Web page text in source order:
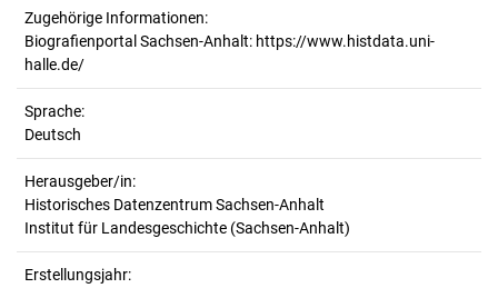
Zugehörige Informationen:
Biografienportal Sachsen-Anhalt: https://www.histdata.uni-
halle.de/
Sprache:
Deutsch
Herausgeber/in:
Historisches Datenzentrum Sachsen-Anhalt
Institut für Landesgeschichte (Sachsen-Anhalt)
Erstellungsjahr: